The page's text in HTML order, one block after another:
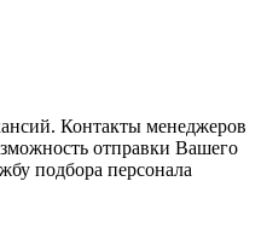
Контакты менеджеров
отправки Вашего
подбора персонала